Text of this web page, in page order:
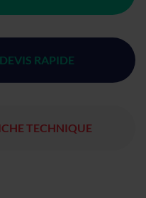
DEVIS RAPIDE
TECHNIQUE